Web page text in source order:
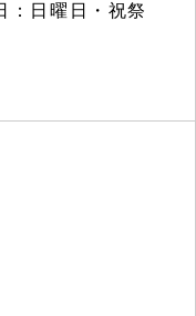
日曜日・祝祭